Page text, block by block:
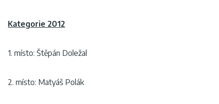
Kategorie 2012
1. místo: Štěpán Doležal
2. místo: Matyáš Polák